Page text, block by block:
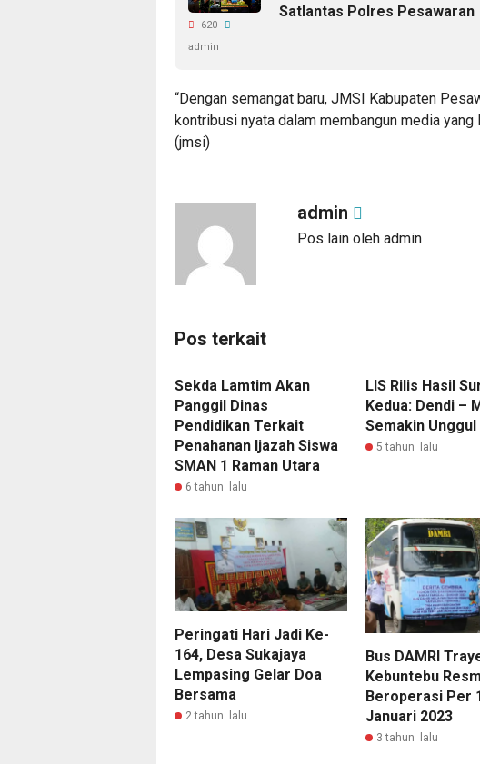
Satlantas Polres Pesawaran
620
admin
“Dengan semangat baru, JMSI Kabupaten
kontribusi nyata dalam membangun media
(jmsi)
admin
Pos lain oleh admin
Pos terkait
Sekda Lamtim Akan
Panggil Dinas
Pendidikan Terkait
Penahanan Ijazah Siswa
SMAN 1 Raman Utara
6 tahun lalu
LIS Rilis Hasil
Kedua: Dendi –
Semakin Unggul
5 tahun lalu
Peringati Hari Jadi Ke-
164, Desa Sukajaya
Lempasing Gelar Doa
Bersama
2 tahun lalu
Bus DAMRI
Kebuntebu
Beroperasi Per
Januari 2023
3 tahun lalu